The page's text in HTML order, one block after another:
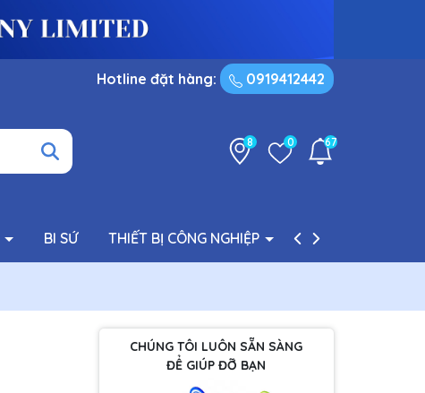
Hotline đặt hàng: 0919412442
8 0 67
BI SỨ THIẾT BỊ CÔNG NGHIỆP PHỤ TÙNG BƠM
CHÚNG TÔI LUÔN SẴN SÀNG
ĐỂ GIÚP ĐỠ BẠN